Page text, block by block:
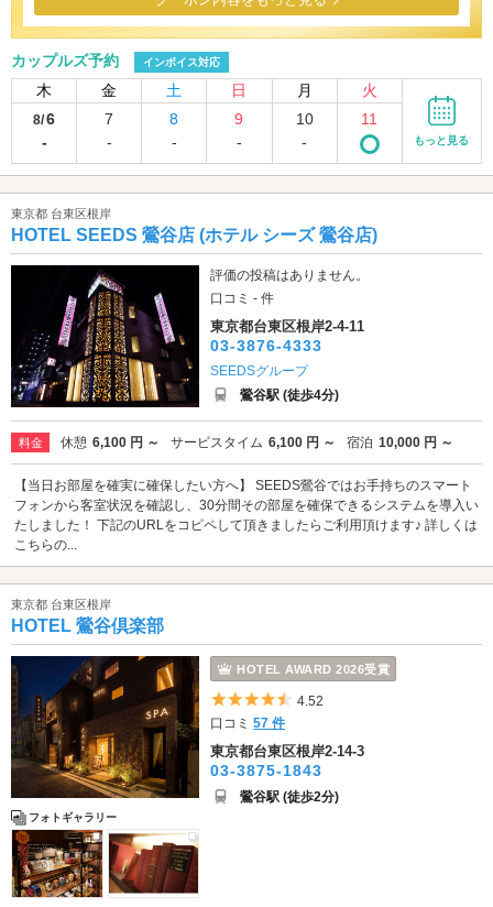
カップルズ予約 インボイス対応
木 金 土 日 月 火
8/6
-
7
-
8
-
9
-
10
-
11
もっと見る
東京都 台東区根岸
HOTEL SEEDS 鶯谷店 (ホテル シーズ 鶯谷店)
評価の投稿はありません。
口コミ - 件
東京都台東区根岸2-4-11
03-3876-4333
SEEDSグループ
鶯谷駅 (徒歩4分)
料金 休憩 6,100 円 ～ サービスタイム 6,100 円 ～ 宿泊 10,000 円 ～
【当日お部屋を確実に確保したい方へ】 SEEDS鶯谷ではお手持ちのスマート
フォンから客室状況を確認し、30分間その部屋を確保できるシステムを導入い
たしました！ 下記のURLをコピペして頂きましたらご利用頂けます♪ 詳しくは
こちらの...
東京都 台東区根岸
HOTEL 鶯谷倶楽部
フォトギャラリー
HOTEL AWARD 2026受賞
5つ星のうち4.5
4.52
口コミ57 件
東京都台東区根岸2-14-3
03-3875-1843
鶯谷駅 (徒歩2分)